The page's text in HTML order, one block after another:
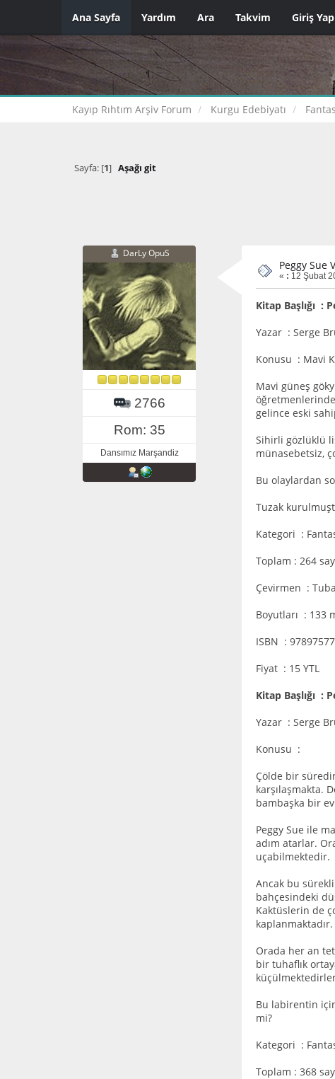
Ana Sayfa Yardım Ara Takvim Giriş Yap
Kayıp Rıhtım Arşiv Forum Kurgu Edebiyatı
Sayfa: [1] Aşağı git
DarLy OpuS
2766
Rom: 35
Dansımız Marşandiz
Peggy Sue
« : 12 Şubat
Kitap Başlığı :
Yazar : Serge
Konusu : Mavi
Mavi güneş
gelince eski
Sihirli gözlüklü
münasebetsiz,
Bu olaylardan
Tuzak
Kategori :
Toplam : 264
Çevirmen :
Boyutları : 133
ISBN :
Fiyat : 15 YTL
Kitap Başlığı :
Yazar : Serge
Konusu :
Çölde bir
karşılaşmakta.
bambaşka bir
Peggy Sue ile
adım atarlar.
uçabilmektedir.
Ancak bu
bahçesindeki
Kaktüslerin de
kaplanmaktadır.
Orada her an
bir tuhaflık
Bu labirentin
mi?
Kategori :
Toplam : 368